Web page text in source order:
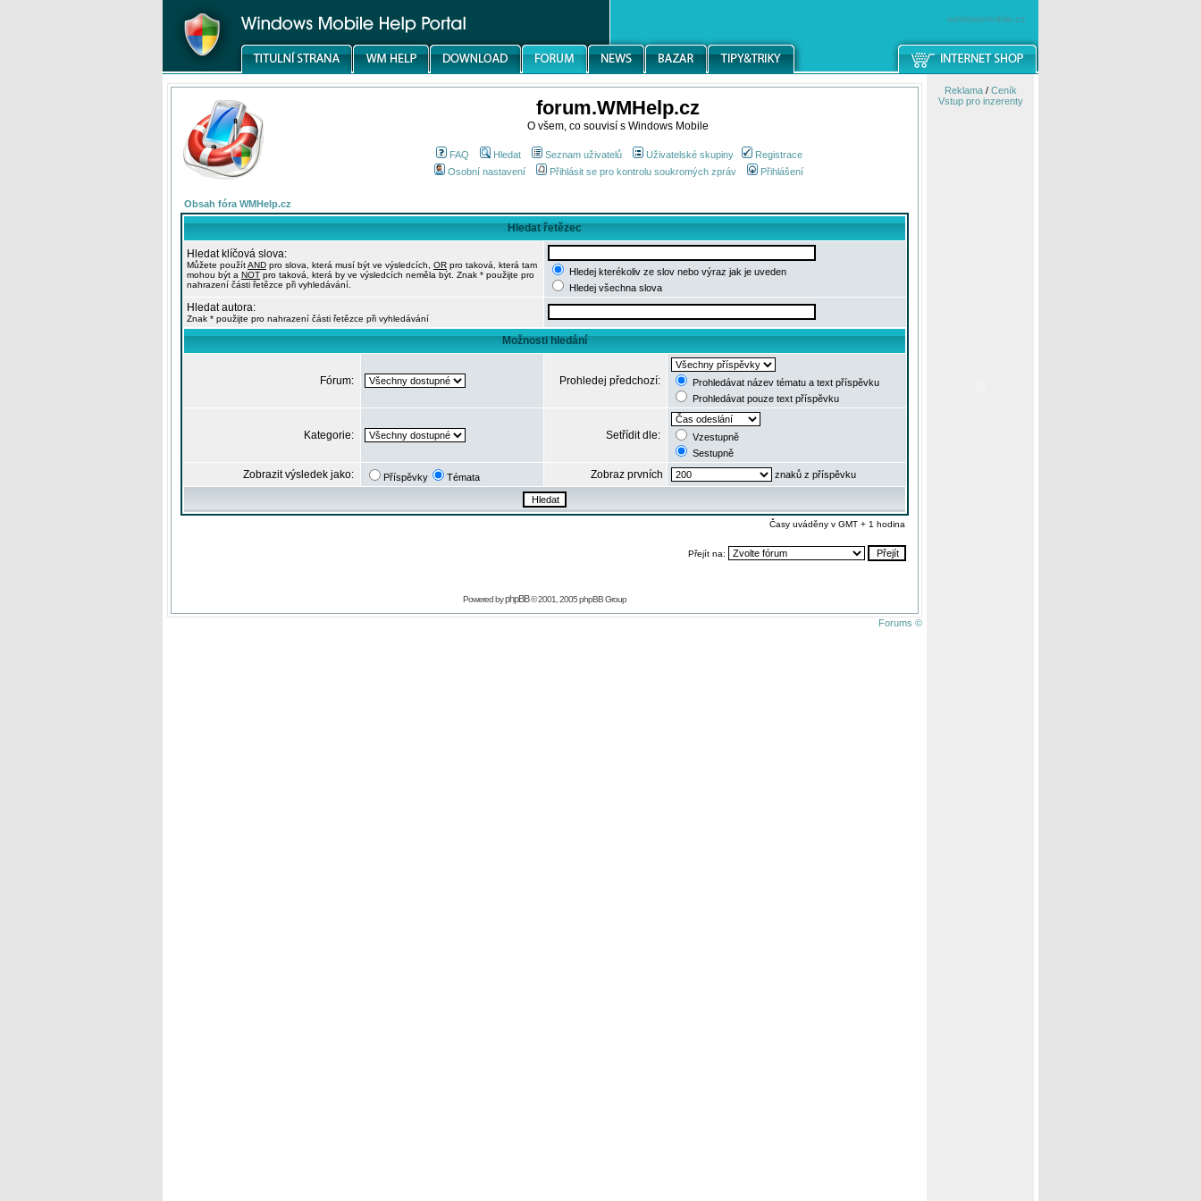
windowsmobile.cz
forum.WMHelp.cz
O všem, co souvisí s Windows Mobile
FAQ Hledat Seznam uživatelů Uživatelské skupiny
Registrace
Osobní nastavení
Přihlásit se pro kontrolu soukromých zpráv Přihlášení
Obsah fóra WMHelp.cz
Hledat řetězec
Hledat klíčová slova:
Můžete použítAND pro slova, která musí být ve výsledcích, OR pro taková, která tam
mohou být a NOT pro taková, která by ve výsledcích neměla být. Znak * použijte pro
nahrazení části řetězce při vyhledávání.
Hledej kterékoliv ze slov nebo výraz jak je uveden
Hledej všechna slova
Hledat autora:
Znak * použijte pro nahrazení části řetězce při vyhledávání
Možnosti hledání
Fórum: Prohledej předchozí:
Prohledávat název tématu a text příspěvku
Prohledávat pouze text příspěvku
Kategorie: Setřídit dle:
Vzestupně
Sestupně
Zobrazit výsledek jako: Příspěvky Témata Zobraz prvních znaků z příspěvku
Časy uváděny v GMT + 1 hodina
Přejít na:
Powered byphpBB© 2001, 2005 phpBB Group
Forums ©
Reklama/ Ceník
Vstup pro inzerenty